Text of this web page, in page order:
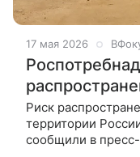
17 мая 2026
Риск
территории
сообщили в